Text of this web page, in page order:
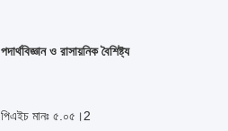
পদার্থবিজ্ঞান ও রাসায়নিক বৈশিষ্ট্য
পিএইচ মানঃ ৫.০৫।2